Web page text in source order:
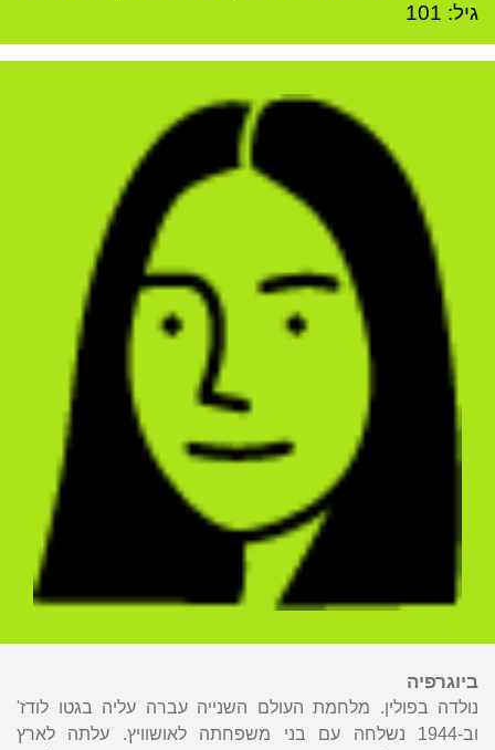
גיל: 101
ביוגרפיה
נולדה בפולין. מלחמת העולם השנייה עברה עליה בגטו לודז'
וב-1944 נשלחה עם בני משפחתה לאושוויץ. עלתה לארץ